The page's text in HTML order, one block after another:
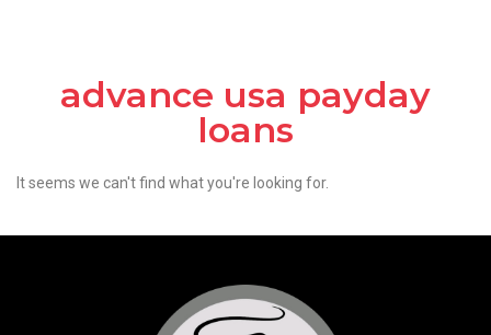
advance usa payday
loans
It seems we can't find what you're looking for.